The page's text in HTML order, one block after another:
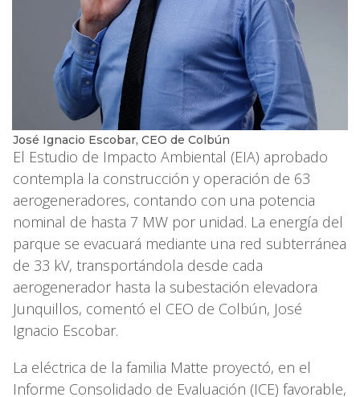
José Ignacio Escobar, CEO de Colbún
El Estudio de Impacto Ambiental (EIA) aprobado
contempla la construcción y operación de 63
aerogeneradores, contando con una potencia
nominal de hasta 7 MW por unidad. La energía del
parque se evacuará mediante una red subterránea
de 33 kV, transportándola desde cada
aerogenerador hasta la subestación elevadora
Junquillos, comentó el CEO de Colbún, José
Ignacio Escobar.
La eléctrica de la familia Matte proyectó, en el
Informe Consolidado de Evaluación (ICE) favorable,